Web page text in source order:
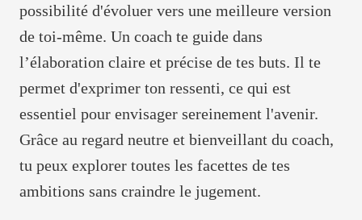
possibilité d'évoluer vers une meilleure version
de toi-même. Un coach te guide dans
l’élaboration claire et précise de tes buts. Il te
permet d'exprimer ton ressenti, ce qui est
essentiel pour envisager sereinement l'avenir.
Grâce au regard neutre et bienveillant du coach,
tu peux explorer toutes les facettes de tes
ambitions sans craindre le jugement.